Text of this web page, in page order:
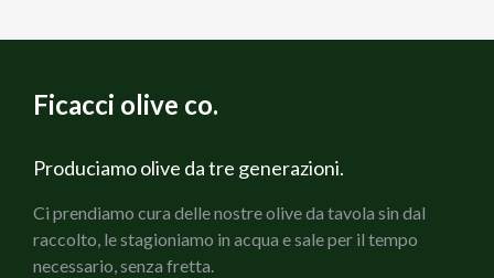
Ficacci olive co.
Produciamo olive da tre generazioni.
Ci prendiamo cura delle nostre olive da tavola sin dal
raccolto, le stagioniamo in acqua e sale per il tempo
necessario, senza fretta.